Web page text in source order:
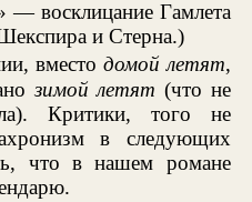
восклицание Гамлета
и Стерна.)
вместо домой летят,
зимой летят (что не
Критики, того не
в следующих
что в нашем романе